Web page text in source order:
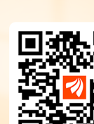
高管持股 股东
其他